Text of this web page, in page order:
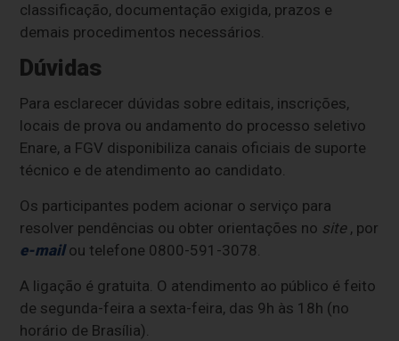
classificação, documentação exigida, prazos e
demais procedimentos necessários.
Dúvidas
Para esclarecer dúvidas sobre editais, inscrições,
locais de prova ou andamento do processo seletivo
Enare, a FGV disponibiliza canais oficiais de suporte
técnico e de atendimento ao candidato.
Os participantes podem acionar o serviço para
resolver pendências ou obter orientações no site, por
e-mail ou telefone 0800-591-3078.
A ligação é gratuita. O atendimento ao público é feito
de segunda-feira a sexta-feira, das 9h às 18h (no
horário de Brasília).